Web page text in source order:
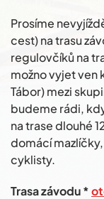
Prosíme
cest) na trasu
regulovčíků na
možno vyjet ven
Tábor) mezi
budeme rádi,
na trase dlouhé
domácí
cyklisty.
Trasa závodu *